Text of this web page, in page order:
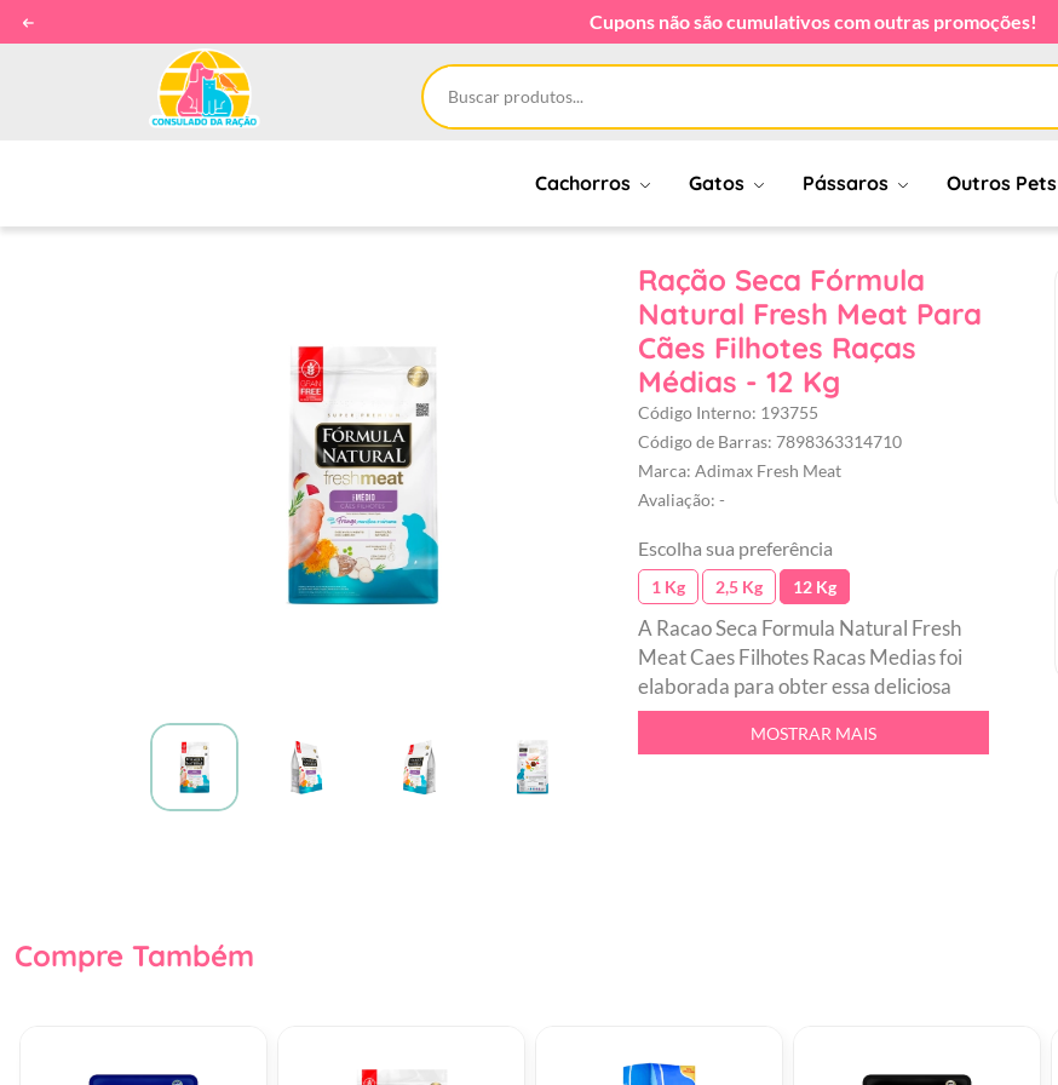
Cupons não são cumulativos com outras promoções!
Cachorros Gatos Pássaros Outros Pets
Ração Seca Fórmula
Natural Fresh Meat Para
Cães Filhotes Raças
Médias - 12 Kg
Código Interno: 193755
Código de Barras: 7898363314710
Marca: Adimax Fresh Meat
Avaliação: -
Escolha sua preferência
1 Kg 2,5 Kg 12 Kg
A Racao Seca Formula Natural Fresh
Meat Caes Filhotes Racas Medias foi
elaborada para obter essa deliciosa
combinacao de sabor e fontes de
nutrientes, auxiliando no
devido a combinacao de ingredientes
MOSTRAR MAIS
Compre Também